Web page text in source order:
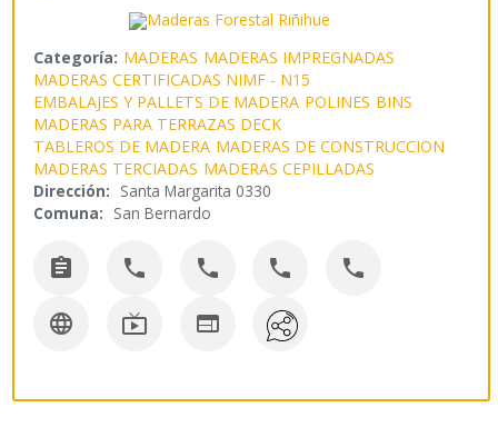
Categoría: MADERAS MADERAS IMPREGNADAS
MADERAS CERTIFICADAS NIMF - N15
EMBALAJES Y PALLETS DE MADERA POLINES BINS
MADERAS PARA TERRAZAS DECK
TABLEROS DE MADERA MADERAS DE CONSTRUCCION
MADERAS TERCIADAS MADERAS CEPILLADAS
Dirección: Santa Margarita 0330
Comuna: San Bernardo
    
  